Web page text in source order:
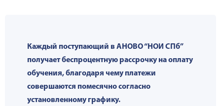
Каждый поступающий в АНОВО “НОИ СПб”
получает беспроцентную рассрочку на оплату
обучения, благодаря чему платежи
совершаются помесячно согласно
установленному графику.